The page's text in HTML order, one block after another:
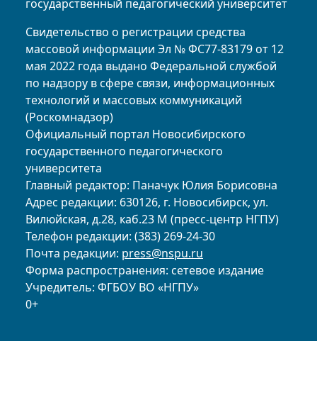
государственный педагогический университет
Свидетельство о регистрации средства
массовой информации Эл № ФС77-83179 от 12
мая 2022 года выдано Федеральной службой
по надзору в сфере связи, информационных
технологий и массовых коммуникаций
(Роскомнадзор)
Официальный портал Новосибирского
государственного педагогического
университета
Главный редактор: Паначук Юлия Борисовна
Адрес редакции: 630126, г. Новосибирск, ул.
Вилюйская, д.28, каб.23 М (пресс-центр НГПУ)
Телефон редакции: (383) 269-24-30
Почта редакции: press@nspu.ru
Форма распространения: сетевое издание
Учредитель: ФГБОУ ВО «НГПУ»
0+